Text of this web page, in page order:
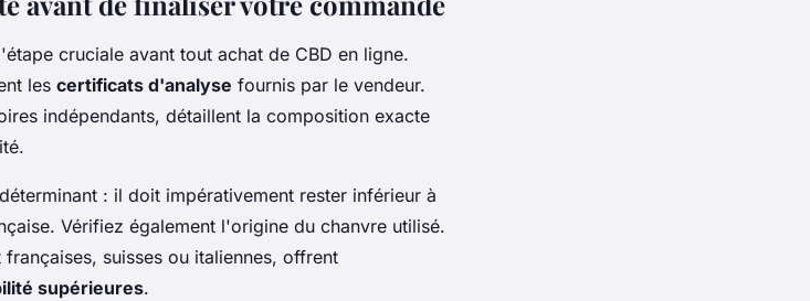
cruciale avant tout achat de CBD en ligne.
les certificats d'analyse fournis par le vendeur.
indépendants, détaillent la composition exacte
: il doit impérativement rester inférieur à
Vérifiez également l'origine du chanvre utilisé.
suisses ou italiennes, offrent
supérieures.